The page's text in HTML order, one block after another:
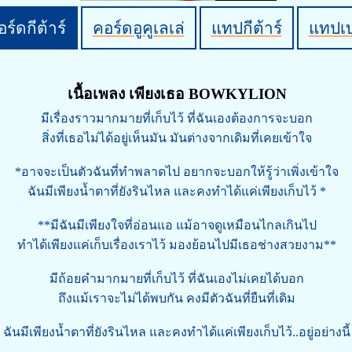
ร์ดกีต้าร์ คอร์ดอูคูเลเล่ แทปกีต้าร์ แทปเ
เนื้อเพลง เพียงเธอ BOWKYLION
มีเรื่องราวมากมายที่เก็บไว้ ที่ฉันเองต้องการจะบอก
สิ่งที่เธอไม่ได้อยู่เห็นมัน มันต่างจากเดิมที่เคยเข้าใจ
*อาจจะเป็นตัวฉันที่ทำพลาดไป อยากจะบอกให้รู้ว่าเพิ่งเข้าใจ
ฉันมีเพียงน้ำตาที่ยังรินไหล และคงทำได้แค่เพียงเก็บไว้ *
**มีฉันมีเพียงใจที่อ่อนแอ แม้อาจดูเหมือนไกลเกินไป
ทำได้เพียงแค่เก็บเรื่องเราไว้ มองย้อนไปมีเธอช่างสวยงาม**
มีถ้อยคำมากมายที่เก็บไว้ ที่ฉันเองไม่เคยได้บอก
ถึงแม้เราจะไม่ได้พบกัน คงมีตัวฉันที่ยืนที่เดิม
ฉันมีเพียงน้ำตาที่ยังรินไหล และคงทำได้เเค่เพียงเก็บไว้..อยู่อย่างนี้